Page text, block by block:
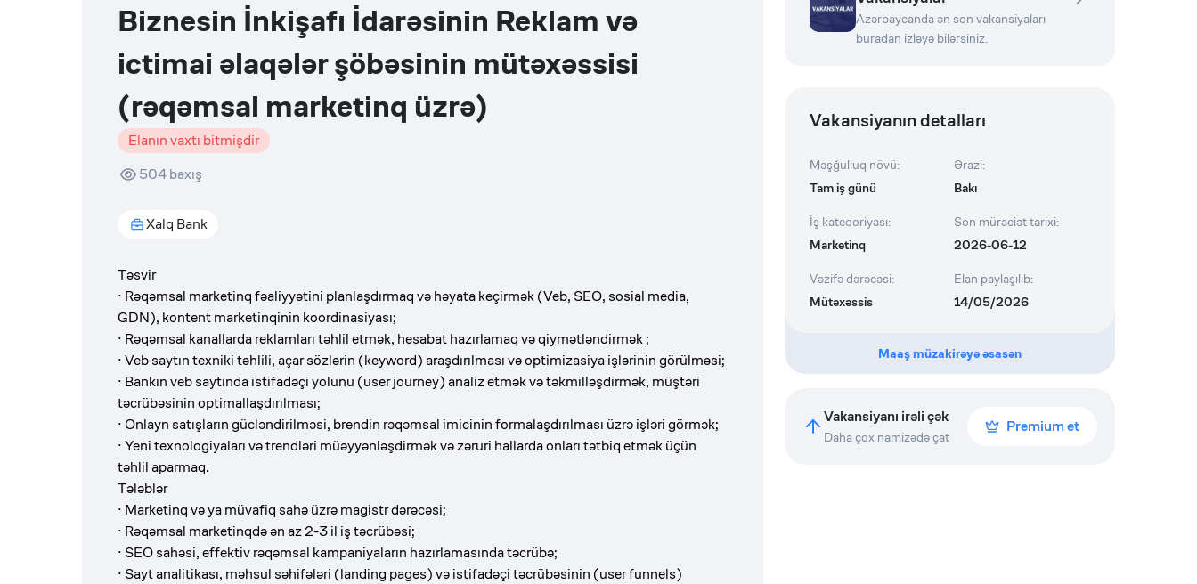
Biznesin İnkişafı İdarəsinin Reklam və
ictimai əlaqələr şöbəsinin mütəxəssisi
(rəqəmsal marketinq üzrə)
Elanın vaxtı bitmişdir
504baxış
Xalq Bank
Təsvir
· Rəqəmsal marketinq fəaliyyətini planlaşdırmaq və həyata keçirmək (Veb, SEO, sosial media,
GDN), kontent marketinqinin koordinasiyası;
· Rəqəmsal kanallarda reklamları təhlil etmək, hesabat hazırlamaq və qiymətləndirmək ;
· Veb saytın texniki təhlili, açar sözlərin (keyword) araşdırılması və optimizasiya işlərinin görülməsi;
· Bankın veb saytında istifadəçi yolunu (user journey) analiz etmək və təkmilləşdirmək, müştəri
təcrübəsinin optimallaşdırılması;
· Onlayn satışların gücləndirilməsi, brendin rəqəmsal imicinin formalaşdırılması üzrə işləri görmək;
· Yeni texnologiyaları və trendləri müəyyənləşdirmək və zəruri hallarda onları tətbiq etmək üçün
təhlil aparmaq.
Tələblər
· Marketinq və ya müvafiq sahə üzrə magistr dərəcəsi;
· Rəqəmsal marketinqdə ən az 2-3 il iş təcrübəsi;
· SEO sahəsi, effektiv rəqəmsal kampaniyaların hazırlamasında təcrübə;
· Sayt analitikası, məhsul səhifələri (landing pages) və istifadəçi təcrübəsinin (user funnels)
Azərbaycanda ən son vakansiyaları
buradan izləyə bilərsiniz.
Vakansiyanın detalları
Məşğulluq növü:
Tam iş günü
Ərazi:
Bakı
İş kateqoriyası:
Marketinq
Son müraciət tarixi:
2026-06-12
Vəzifə dərəcəsi:
Mütəxəssis
Elan paylaşılıb:
14/05/2026
Maaş müzakirəyə əsasən
Vakansiyanı irəli çək
Daha çox namizədə çat
Premium et